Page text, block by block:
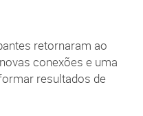
retornaram ao
conexões e uma
resultados de